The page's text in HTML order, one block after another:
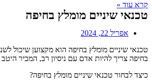
קרא עוד »
טכנאי שיניים מומלץ בחיפה
אפריל 22, 2024
טכנאי שיניים מומלץ בחיפה הוא מקצוען שיכול
בחיפה צריך להיות אדם עם ניסיון רב, המכיר
כיצד לבחור טכנאי שיניים מומלץ בחיפה?